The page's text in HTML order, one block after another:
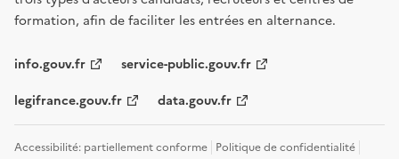
formation, afin de faciliter les entrées en alternance.
info.gouv.fr service-public.gouv.fr
legifrance.gouv.fr data.gouv.fr
Accessibilité: partiellement conforme Politique de confidentialité